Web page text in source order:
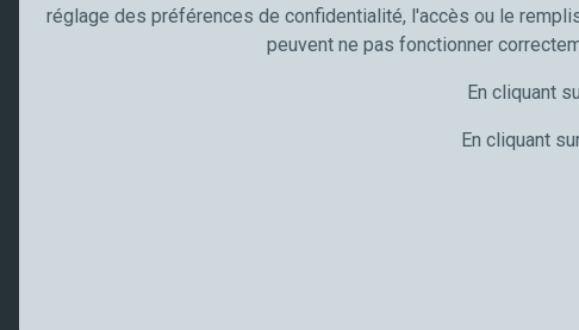
e
Produits Secteurs
Truck, transport
Artisans et PME
réglage des préférences de confidentialité, l'accès ou le
peuvent ne pas fonctionner
En cliquant
En cliquant